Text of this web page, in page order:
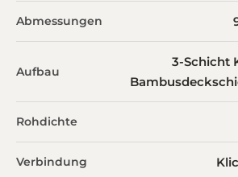
Abmessungen
Aufbau
3-Schicht
Rohdichte
Verbindung